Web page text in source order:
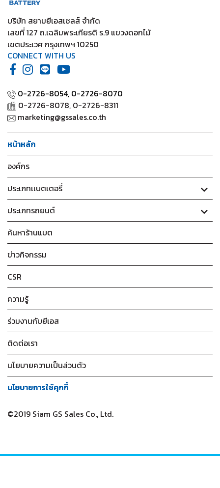
บริษัท สยามยีเอสเซลส์ จำกัด
เลขที่ 127 ถ.เฉลิมพระเกียรติ ร.9 แขวงดอกไม้
เขตประเวศ กรุงเทพฯ 10250
CONNECT WITH US
0-2726-8054, 0-2726-8070
0-2726-8078, 0-2726-8311
marketing@gssales.co.th
หน้าหลัก
องค์กร
ประเภทเเบตเตอรี่
ประเภทรถยนต์
ค้นหาร้านแบต
ข่าวกิจกรรม
CSR
ความรู้
ร่วมงานกับยีเอส
ติดต่อเรา
นโยบายความเป็นส่วนตัว
นโยบายการใช้คุกกี้
©2019 Siam GS Sales Co., Ltd.